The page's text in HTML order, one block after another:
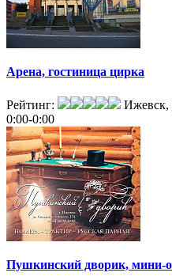
Арена, гостиница цирка
Рейтинг:
Ижевск,
0:00-0:00
Пушкинский дворик, мини-